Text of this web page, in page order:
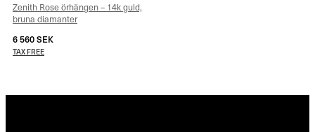
Zenith Rose örhängen – 14k guld,
bruna diamanter
6 560SEK
TAX FREE